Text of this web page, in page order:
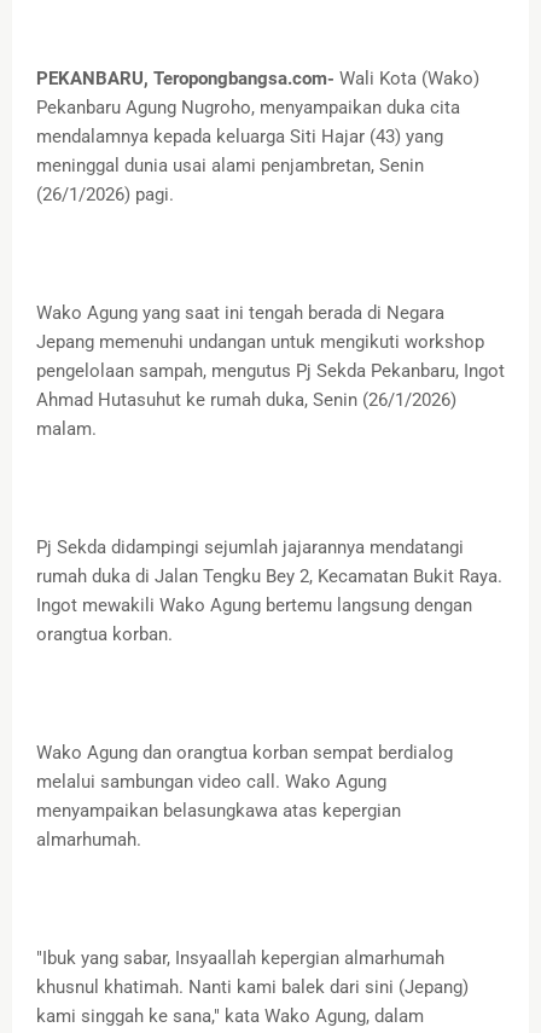
PEKANBARU, Teropongbangsa.com- Wali Kota (Wako)
Pekanbaru Agung Nugroho, menyampaikan duka cita
mendalamnya kepada keluarga Siti Hajar (43) yang
meninggal dunia usai alami penjambretan, Senin
(26/1/2026) pagi.
Wako Agung yang saat ini tengah berada di Negara
Jepang memenuhi undangan untuk mengikuti workshop
pengelolaan sampah, mengutus Pj Sekda Pekanbaru, Ingot
Ahmad Hutasuhut ke rumah duka, Senin (26/1/2026)
malam.
Pj Sekda didampingi sejumlah jajarannya mendatangi
rumah duka di Jalan Tengku Bey 2, Kecamatan Bukit Raya.
Ingot mewakili Wako Agung bertemu langsung dengan
orangtua korban.
Wako Agung dan orangtua korban sempat berdialog
melalui sambungan video call. Wako Agung
menyampaikan belasungkawa atas kepergian
almarhumah.
"Ibuk yang sabar, Insyaallah kepergian almarhumah
khusnul khatimah. Nanti kami balek dari sini (Jepang)
kami singgah ke sana," kata Wako Agung, dalam